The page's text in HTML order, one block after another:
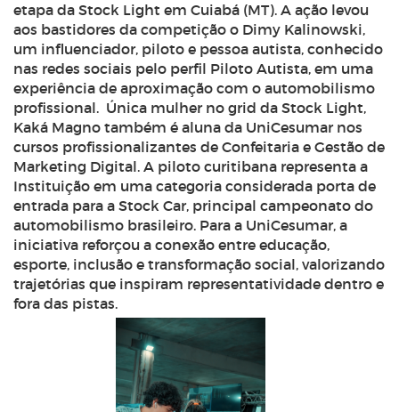
etapa da Stock Light em Cuiabá (MT). A ação levou
aos bastidores da competição o Dimy Kalinowski,
um influenciador, piloto e pessoa autista, conhecido
nas redes sociais pelo perfil Piloto Autista, em uma
experiência de aproximação com o automobilismo
profissional. Única mulher no grid da Stock Light,
Kaká Magno também é aluna da UniCesumar nos
cursos profissionalizantes de Confeitaria e Gestão de
Marketing Digital. A piloto curitibana representa a
Instituição em uma categoria considerada porta de
entrada para a Stock Car, principal campeonato do
automobilismo brasileiro. Para a UniCesumar, a
iniciativa reforçou a conexão entre educação,
esporte, inclusão e transformação social, valorizando
trajetórias que inspiram representatividade dentro e
fora das pistas.